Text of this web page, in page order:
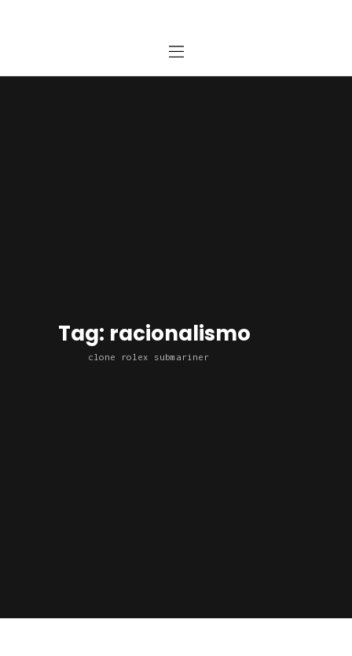
Tag: racionalismo
clone rolex submariner